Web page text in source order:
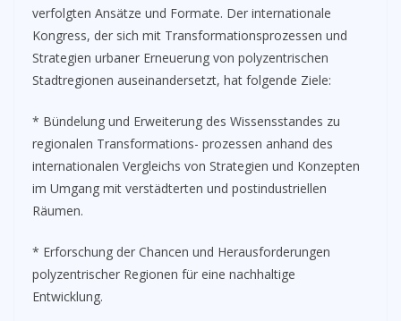
verfolgten Ansätze und Formate. Der internationale
Kongress, der sich mit Transformationsprozessen und
Strategien urbaner Erneuerung von polyzentrischen
Stadtregionen auseinandersetzt, hat folgende Ziele:
* Bündelung und Erweiterung des Wissensstandes zu
regionalen Transformations- prozessen anhand des
internationalen Vergleichs von Strategien und Konzepten
im Umgang mit verstädterten und postindustriellen
Räumen.
* Erforschung der Chancen und Herausforderungen
polyzentrischer Regionen für eine nachhaltige
Entwicklung.